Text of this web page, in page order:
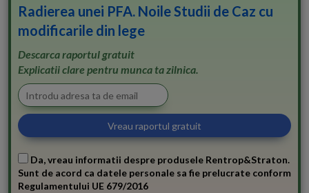
Radierea unei PFA. Noile Studii de Caz cu
modificarile din lege
Descarca raportul gratuit
Explicatii clare pentru munca ta zilnica.
Da, vreau informatii despre produsele Rentrop&Straton.
Sunt de acord ca datele personale sa fie prelucrate conform
Regulamentului UE 679/2016